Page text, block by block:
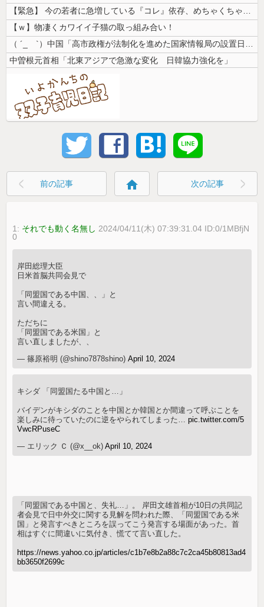
【緊急】 今の若者に急増している『コレ』依存、めちゃくちゃ深刻な模様w...
【ｗ】物凄くカワイイ子猫の取っ組み合い！
（ ´_ゝ`）中国「高市政権が法制化を進めた国家情報局の設置日が7月3...
中曽根元首相「北東アジアで急激な変化 日韓協力強化を」
前の記事 home 次の記事
1: それでも動く名無し 2024/04/11(木) 07:39:31.04 ID:0/1MBfjN
0
岸田総理大臣
日米首脳共同会見で
「同盟国である中国、、」と
言い間違える。
ただちに
「同盟国である米国」と
言い直しましたが、、
— 篠原裕明 (@shino7878shino)April 10, 2024
キシダ 「同盟国たる中国と…」
バイデンがキシダのことを中国とか韓国とか間違って呼ぶことを
楽しみに待っていたのに逆をやられてしまった…pic.twitter.com/5
VwcRPuseC
— エリック Ｃ (@x__ok)April 10, 2024
「同盟国である中国と、失礼…」。 岸田文雄首相が10日の共同記
者会見で日中外交に関する見解を問われた際、「同盟国である米
国」と発言すべきところを誤ってこう発言する場面があった。首
相はすぐに間違いに気付き、慌てて言い直した。
https://news.yahoo.co.jp/articles/c1b7e8b2a88c7c2ca45b80813ad4
bb3650f2699c